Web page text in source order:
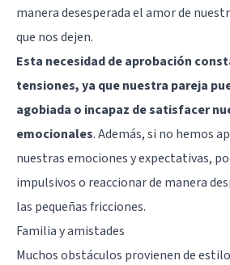
manera desesperada el amor de
que nos dejen.
Esta necesidad de aprobación
tensiones, ya que nuestra pareja
agobiada o incapaz de satisfacer
emocionales. Además, si no hemos
nuestras emociones y expectativas,
impulsivos o reaccionar de manera
las pequeñas fricciones.
Familia y amistades
Muchos obstáculos provienen de